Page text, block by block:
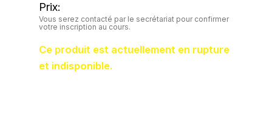
Prix:
Vous serez contacté par le secrétariat pour confirmer
votre inscription au cours.
Ce produit est actuellement en rupture
et indisponible.